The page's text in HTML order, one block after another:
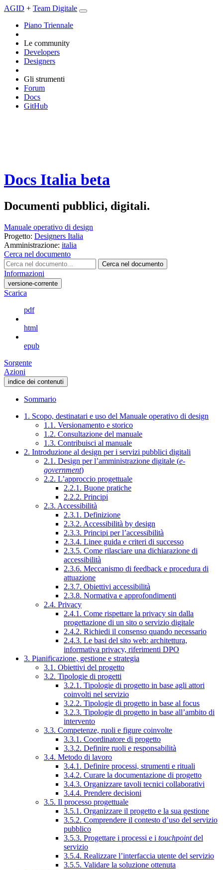
AGID + Team Digitale
Piano Triennale
Le community
Developers
Designers
Gli strumenti
Forum
Docs
GitHub
Docs Italia beta
Documenti pubblici, digitali.
Manuale operativo di design
Progetto: Designers Italia
Amministrazione: italia
Cerca nel documento
Cerca nel documento
Informazioni
versione-corrente
Scarica
pdf
html
epub
Sorgente
Azioni
indice dei contenuti
Sommario
1. Scopo, destinatari e uso del Manuale operativo di design
1.1. Versionamento e storico
1.2. Consultazione del manuale
1.3. Contribuisci al manuale
2. Introduzione al design per i servizi pubblici digitali
2.1. Design per l’amministrazione digitale (e-
government)
2.2. L’approccio progettuale
2.2.1. Buone pratiche
2.2.2. Principi
2.3. Accessibilità
2.3.1. Definizione
2.3.2. Accessibilità by design
2.3.3. Principi per l’accessibilità
2.3.4. Linee guida e criteri di successo
2.3.5. Come rilasciare una dichiarazione di
accessibilità
2.3.6. Meccanismo di feedback e procedura di
attuazione
2.3.7. Obiettivi accessibilità
2.3.8. Normativa e approfondimenti
2.4. Privacy
2.4.1. Come rispettare la privacy sin dalla
progettazione di un sito o servizio digitale
2.4.2. Richiedi il consenso quando necessario
2.4.3. Le basi del sito web: architettura,
informativa privacy, riferimenti DPO
3. Pianificazione, gestione e strategia
3.1. Obiettivi del progetto
3.2. Tipologie di progetti
3.2.1. Tipologie di progetto in base agli attori
coinvolti nel servizio
3.2.2. Tipologie di progetto in base al focus
3.2.3. Tipologie di progetto in base all’ambito di
intervento
3.3. Competenze, ruoli e figure coinvolte
3.3.1. Coordinatore di progetto
3.3.2. Definire ruoli e responsabilità
3.4. Metodo di lavoro
3.4.1. Definire processi, strumenti e rituali
3.4.2. Curare la documentazione di progetto
3.4.3. Organizzare tavoli tecnici collaborativi
3.4.4. Prendere decisioni
3.5. Il processo progettuale
3.5.1. Organizzare il progetto e la sua gestione
3.5.2. Comprendere il contesto d’uso del servizio
pubblico
3.5.3. Progettare i processi e i touchpointdel
servizio
3.5.4. Realizzare l’interfaccia utente del servizio
3.5.5. Validare la soluzione ottenuta